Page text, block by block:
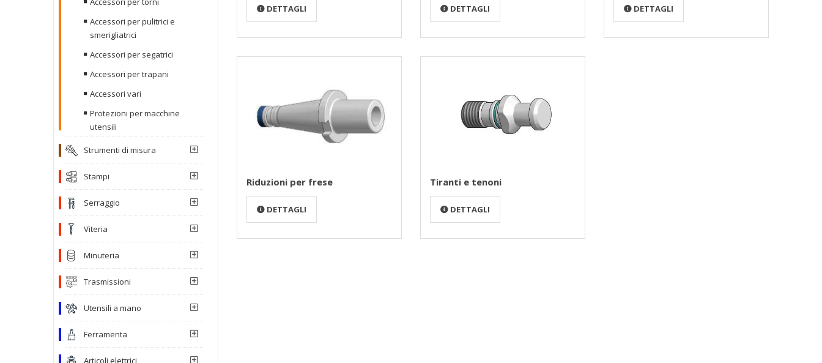
DETTAGLI DETTAGLI DETTAGLI
Riduzioni per frese
DETTAGLI
Tiranti e tenoni
DETTAGLI
Accessori per pulitrici e
smerigliatrici
Accessori per segatrici
Accessori per trapani
Accessori vari
Protezioni per macchine
utensili
Strumenti di misura
Stampi
Serraggio
Viteria
Minuteria
Trasmissioni
Utensili a mano
Ferramenta
Articoli elettrici